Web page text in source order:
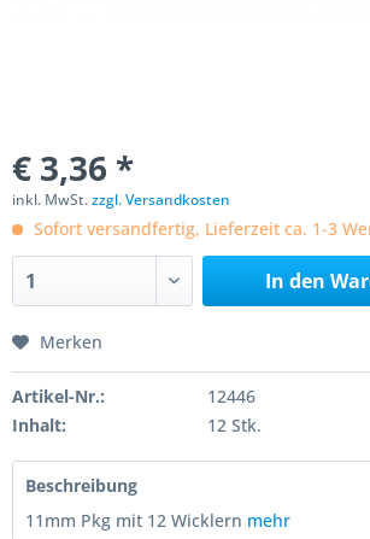
€ 3,36 *
inkl. MwSt.zzgl. Versandkosten
Sofort versandfertig, Lieferzeit ca. 1-3
In den
Merken
Artikel-Nr.:
12446
Inhalt:
12 Stk.
Beschreibung
11mm Pkg mit 12 Wicklern mehr